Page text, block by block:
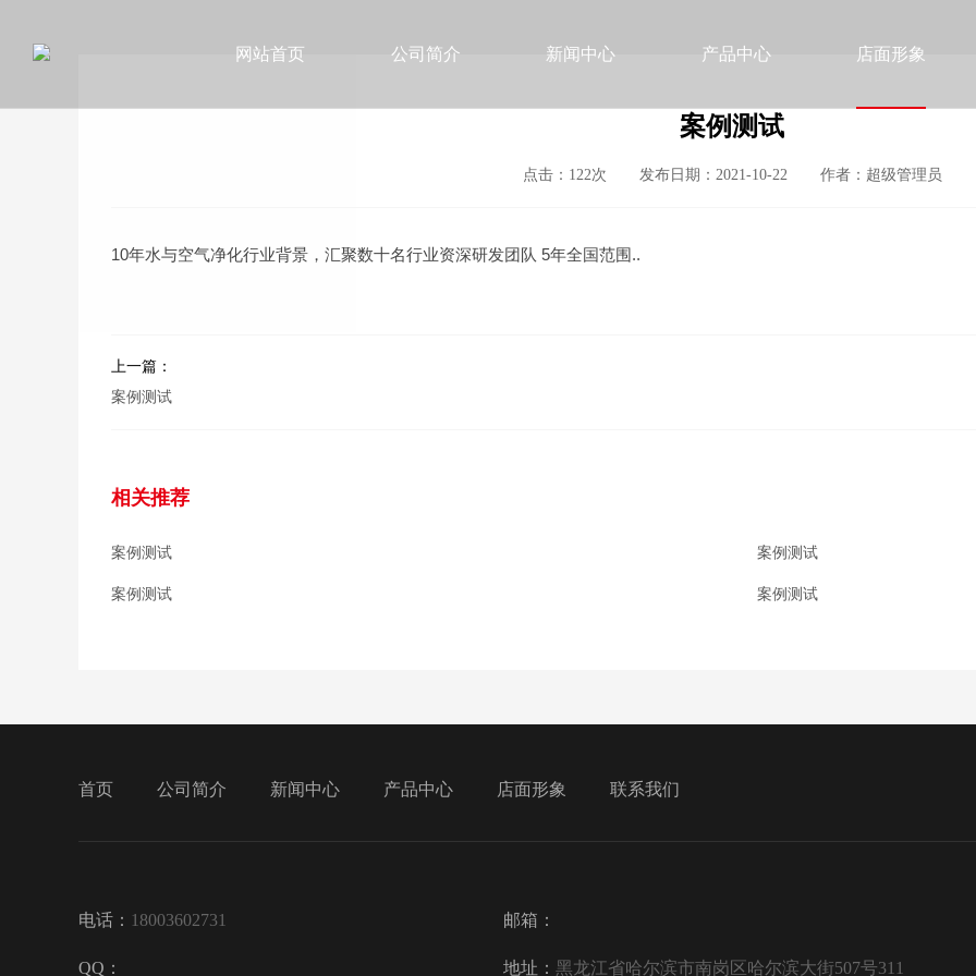
网站首页 公司简介 新闻中心 产品中心 店面形象
案例测试
点击：122次 发布日期：2021-10-22 作者：超级管理员
10年水与空气净化行业背景，汇聚数十名行业资深研发团队 5年全国范围..
上一篇：
案例测试
相关推荐
案例测试 案例测试
案例测试 案例测试
首页 公司简介 新闻中心 产品中心 店面形象 联系我们
电话： 18003602731 邮箱：
QQ： 地址： 黑龙江省哈尔滨市南岗区哈尔滨大街507号311